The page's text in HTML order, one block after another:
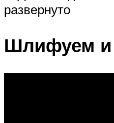
развернуто
Шлифуем и